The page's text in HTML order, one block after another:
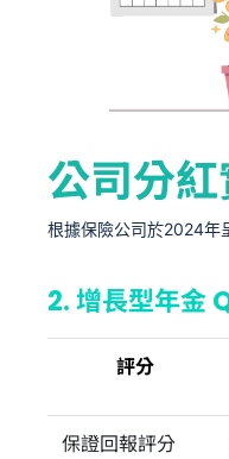
公司分
根據保險公司於2024年
2. 增長型年金
評分
保證回報評分